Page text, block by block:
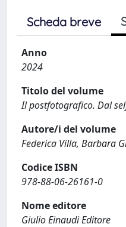
Scheda breve
Anno
2024
Titolo del volume
Il postfotografico. Dal
Autore/i del volume
Federica Villa, Barbara
Codice ISBN
978-88-06-26161-0
Nome editore
Giulio Einaudi Editore